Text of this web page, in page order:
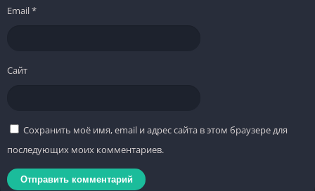
Email*
Сайт
Сохранить моё имя, email и адрес сайта в этом браузере для
последующих моих комментариев.